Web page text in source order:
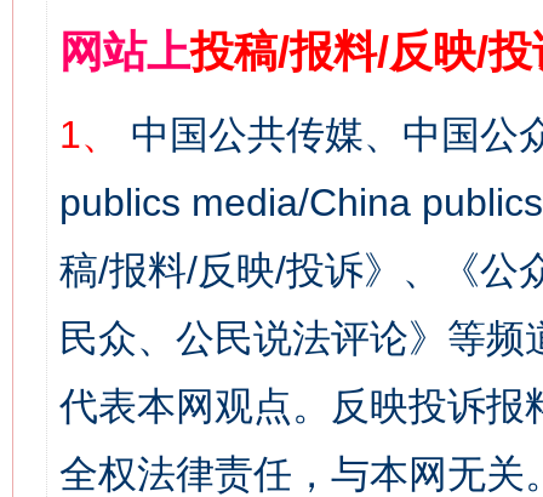
网站上投稿/报料/反映/
1、
中国公共传媒、中国公
publics media/China
稿/报料/反映/投诉》、《公
民众、公民说法评论》等
代表本网观点。反映投诉
全权法律责任，与本网无